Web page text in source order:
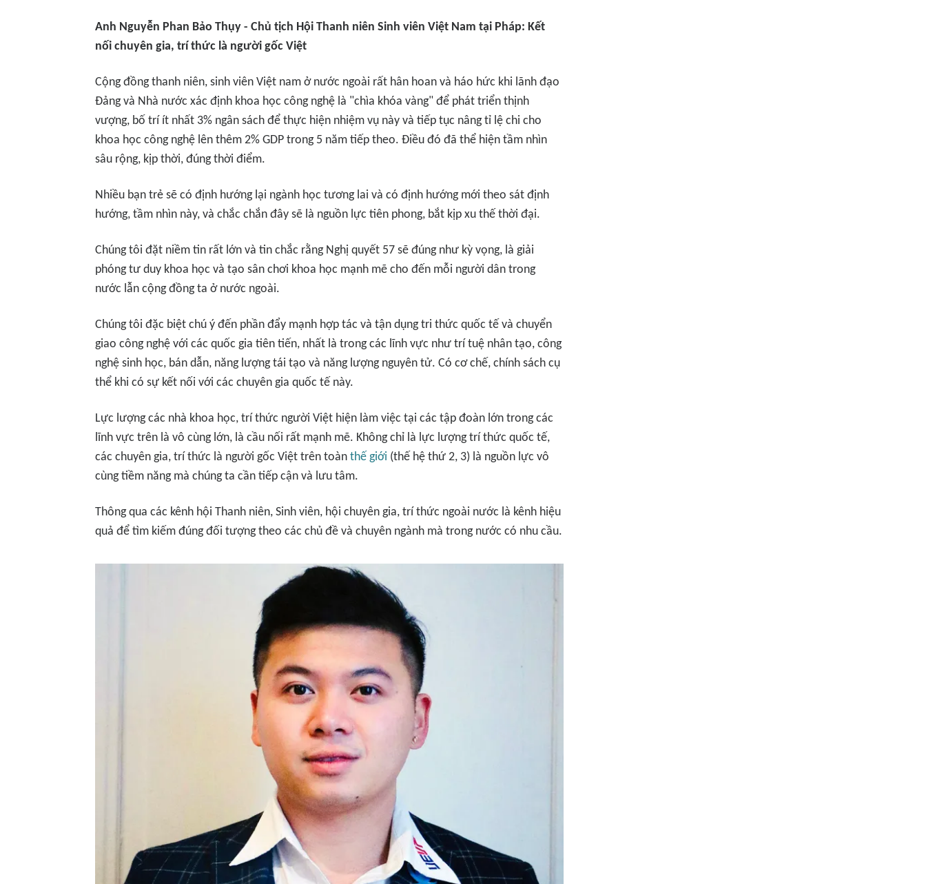
Anh Nguyễn Phan Bảo Thụy - Chủ tịch Hội Thanh niên Sinh viên Việt Nam tại Pháp: Kết
nối chuyên gia, trí thức là người gốc Việt
Cộng đồng thanh niên, sinh viên Việt nam ở nước ngoài rất hân hoan và háo hức khi lãnh đạo
Đảng và Nhà nước xác định khoa học công nghệ là "chìa khóa vàng" để phát triển thịnh
vượng, bố trí ít nhất 3% ngân sách để thực hiện nhiệm vụ này và tiếp tục nâng tỉ lệ chi cho
khoa học công nghệ lên thêm 2% GDP trong 5 năm tiếp theo. Điều đó đã thể hiện tầm nhìn
sâu rộng, kịp thời, đúng thời điểm.
Nhiều bạn trẻ sẽ có định hướng lại ngành học tương lai và có định hướng mới theo sát định
hướng, tầm nhìn này, và chắc chắn đây sẽ là nguồn lực tiên phong, bắt kịp xu thế thời đại.
Chúng tôi đặt niềm tin rất lớn và tin chắc rằng Nghị quyết 57 sẽ đúng như kỳ vọng, là giải
phóng tư duy khoa học và tạo sân chơi khoa học mạnh mẽ cho đến mỗi người dân trong
nước lẫn cộng đồng ta ở nước ngoài.
Chúng tôi đặc biệt chú ý đến phần đẩy mạnh hợp tác và tận dụng tri thức quốc tế và chuyển
giao công nghệ với các quốc gia tiên tiến, nhất là trong các lĩnh vực như trí tuệ nhân tạo, công
nghệ sinh học, bán dẫn, năng lượng tái tạo và năng lượng nguyên tử. Có cơ chế, chính sách cụ
thể khi có sự kết nối với các chuyên gia quốc tế này.
Lực lượng các nhà khoa học, trí thức người Việt hiện làm việc tại các tập đoàn lớn trong các
lĩnh vực trên là vô cùng lớn, là cầu nối rất mạnh mẽ. Không chỉ là lực lượng trí thức quốc tế,
các chuyên gia, trí thức là người gốc Việt trên toàn thế giới (thế hệ thứ 2, 3) là nguồn lực vô
cùng tiềm năng mà chúng ta cần tiếp cận và lưu tâm.
Thông qua các kênh hội Thanh niên, Sinh viên, hội chuyên gia, trí thức ngoài nước là kênh hiệu
quả để tìm kiếm đúng đối tượng theo các chủ đề và chuyên ngành mà trong nước có nhu cầu.